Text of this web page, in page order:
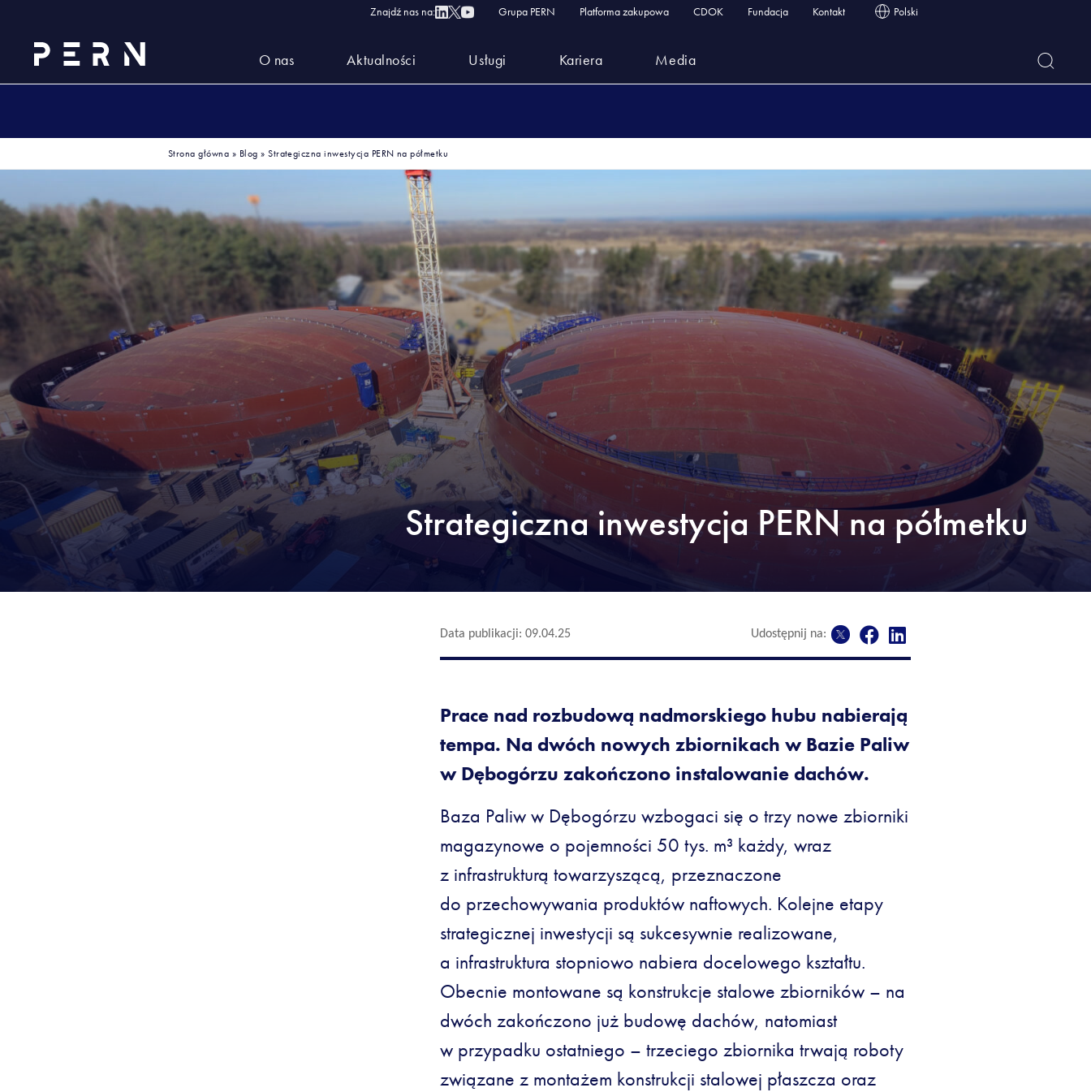
Znajdź nas na: Grupa PERN Platforma zakupowa CDOK Fundacja Kontakt Polski
O nas Aktualności Usługi Kariera Media
Strona główna » Blog »Strategiczna inwestycja PERN na półmetku
Strategiczna inwestycja PERN na półmetku
Data publikacji: 09.04.25 Udostępnij na:
Prace nad rozbudową nadmorskiego hubu nabierają
tempa. Na dwóch nowych zbiornikach w Bazie Paliw
w Dębogórzu zakończono instalowanie dachów.
Baza Paliw w Dębogórzu wzbogaci się o trzy nowe zbiorniki
magazynowe o pojemności 50 tys. m³ każdy, wraz
z infrastrukturą towarzyszącą, przeznaczone
do przechowywania produktów naftowych. Kolejne etapy
strategicznej inwestycji są sukcesywnie realizowane,
a infrastruktura stopniowo nabiera docelowego kształtu.
Obecnie montowane są konstrukcje stalowe zbiorników – na
dwóch zakończono już budowę dachów, natomiast
w przypadku ostatniego – trzeciego zbiornika trwają roboty
związane z montażem konstrukcji stalowej płaszcza oraz